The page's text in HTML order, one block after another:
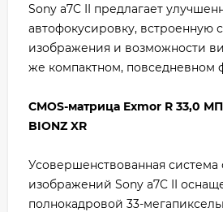
Sony a7C II предлагает
автофокусировку, встроенную
изображения и возможности
же компактном, повседневном
CMOS-матрица Exmor R 33,0
BIONZ XR
Усовершенствованная система
изображений Sony a7C II
полнокадровой 33-